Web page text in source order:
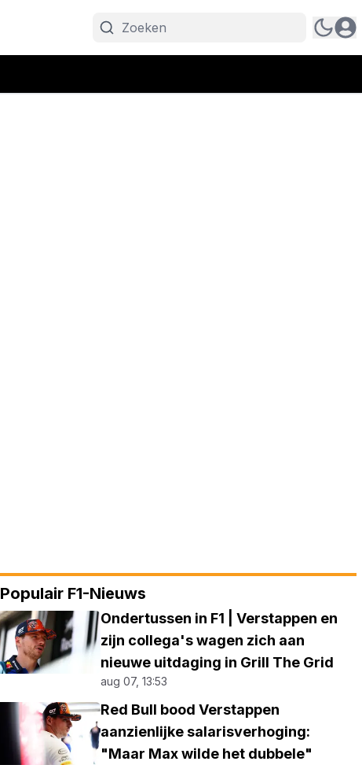
Populair F1-Nieuws
Ondertussen in F1 | Verstappen en
zijn collega's wagen zich aan
nieuwe uitdaging in Grill The Grid
aug 07, 13:53
Red Bull bood Verstappen
aanzienlijke salarisverhoging:
"Maar Max wilde het dubbele"